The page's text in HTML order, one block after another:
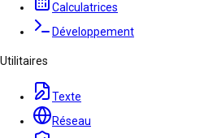
Calculatrices
Développement
Utilitaires
Texte
Réseau